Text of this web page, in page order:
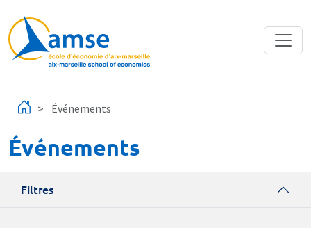
Événements
Événements
Filtres